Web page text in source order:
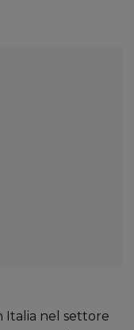
Italia nel settore